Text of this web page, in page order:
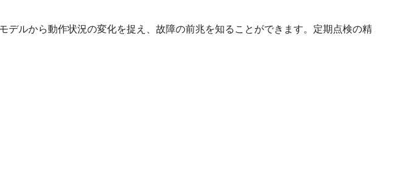
ルから動作状況の変化を捉え、故障の前兆を知ることができます。定期点検の精